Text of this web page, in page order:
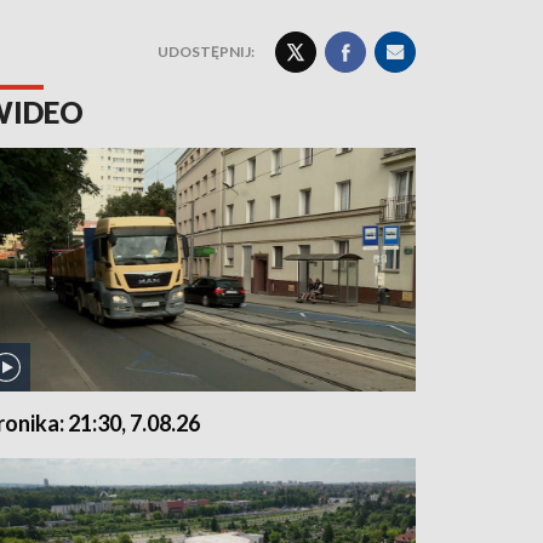
UDOSTĘPNIJ:
21:30, 7.08.26